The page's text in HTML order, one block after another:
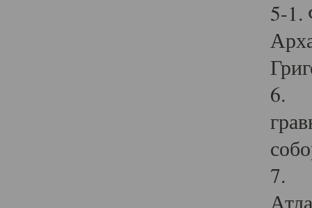
5-1.
6.
7.